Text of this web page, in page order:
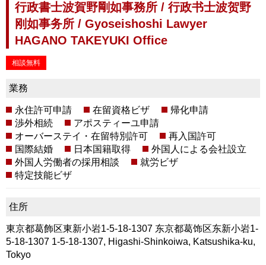
行政書士波賀野剛如事務所 / 行政书士波贺野
刚如事务所 / Gyoseishoshi Lawyer
HAGANO TAKEYUKI Office
相談無料
業務
永住許可申請 在留資格ビザ
帰化申請
渉外相続
アポスティーユ申請
オーバーステイ・在留特別許可
再入国許可
国際結婚
日本国籍取得
外国人による会社設立
外国人労働者の採用相談
就労ビザ
特定技能ビザ
住所
東京都葛飾区東新小岩1-5-18-1307 东京都葛饰区东新小岩1-
5-18-1307 1-5-18-1307, Higashi-Shinkoiwa, Katsushika-ku,
Tokyo